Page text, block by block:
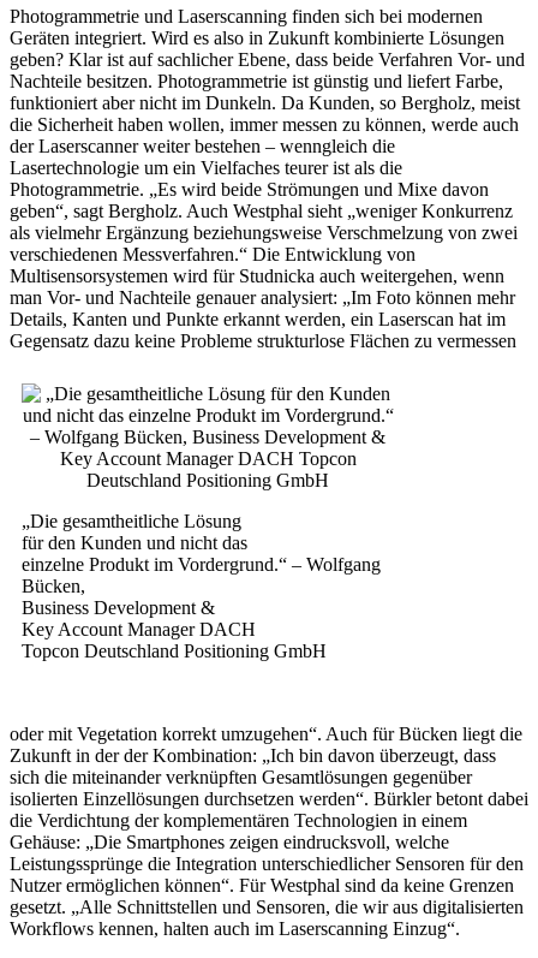
Photogrammetrie und Laserscanning finden sich bei modernen
Geräten integriert. Wird es also in Zukunft kombinierte Lösungen
geben? Klar ist auf sachlicher Ebene, dass beide Verfahren Vor- und
Nachteile besitzen. Photogrammetrie ist günstig und liefert Farbe,
funktioniert aber nicht im Dunkeln. Da Kunden, so Bergholz, meist
die Sicherheit haben wollen, immer messen zu können, werde auch
der Laserscanner weiter bestehen – wenngleich die
Lasertechnologie um ein Vielfaches teurer ist als die
Photogrammetrie. „Es wird beide Strömungen und Mixe davon
geben“, sagt Bergholz. Auch Westphal sieht „weniger Konkurrenz
als vielmehr Ergänzung beziehungsweise Verschmelzung von zwei
verschiedenen Messverfahren.“ Die Entwicklung von
Multisensorsystemen wird für Studnicka auch weitergehen, wenn
man Vor- und Nachteile genauer analysiert: „Im Foto können mehr
Details, Kanten und Punkte erkannt werden, ein Laserscan hat im
Gegensatz dazu keine Probleme strukturlose Flächen zu vermessen
„Die gesamtheitliche Lösung
für den Kunden und nicht das
einzelne Produkt im Vordergrund.“ – Wolfgang
Bücken,
Business Development &
Key Account Manager DACH
Topcon Deutschland Positioning GmbH
oder mit Vegetation korrekt umzugehen“. Auch für Bücken liegt die
Zukunft in der der Kombination: „Ich bin davon überzeugt, dass
sich die miteinander verknüpften Gesamtlösungen gegenüber
isolierten Einzellösungen durchsetzen werden“. Bürkler betont dabei
die Verdichtung der komplementären Technologien in einem
Gehäuse: „Die Smartphones zeigen eindrucksvoll, welche
Leistungssprünge die Integration unterschiedlicher Sensoren für den
Nutzer ermöglichen können“. Für Westphal sind da keine Grenzen
gesetzt. „Alle Schnittstellen und Sensoren, die wir aus digitalisierten
Workflows kennen, halten auch im Laserscanning Einzug“.